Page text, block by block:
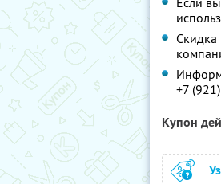
Скидка
+7
Купон